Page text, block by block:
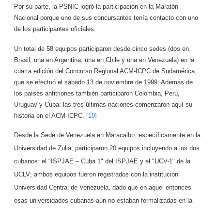
Por su parte, la PSNIC logró la participación en la Maratón
Nacional porque uno de sus concursantes tenía contacto con uno
de los participantes oficiales.
Un total de 58 equipos participaron desde cinco sedes (dos en
Brasil, una en Argentina, una en Chile y una en Venezuela) en la
cuarta edición del Concurso Regional ACM-ICPC de Sudamérica,
que se efectuó el sábado 13 de noviembre de 1999. Además de
los países anfitriones también participaron Colombia, Perú,
Uruguay y Cuba; las tres últimas naciones comenzaron aquí su
historia en el ACM-ICPC. [10]
Desde la Sede de Venezuela en Maracaibo, específicamente en la
Universidad de Zulia, participaron 20 equipos incluyendo a los dos
cubanos: el "ISPJAE – Cuba 1" del ISPJAE y el "UCV-1" de la
UCLV; ambos equipos fueron registrados con la institución
Universidad Central de Venezuela, dado que en aquel entonces
esas universidades cubanas aún no estaban formalizadas en la